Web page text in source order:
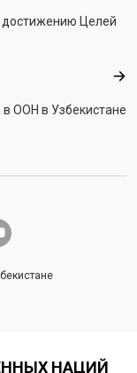
достижению Целей
в ООН в Узбекистане
НАЦИЙ